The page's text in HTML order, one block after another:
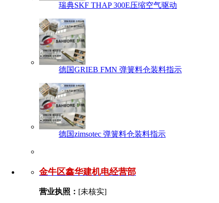
瑞典SKF THAP 300E压缩空气驱动
德国GRIEB FMN 弹簧料仓装料指示
德国zimsotec 弹簧料仓装料指示
金牛区鑫华建机电经营部
营业执照： [未核实]